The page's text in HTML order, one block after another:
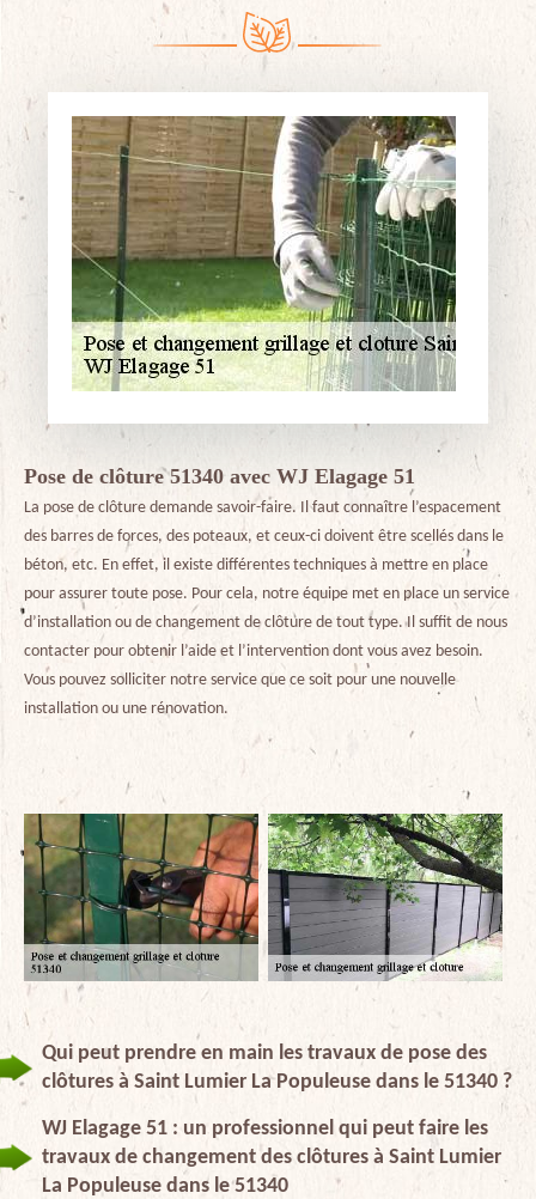
Pose de clôture 51340 avec WJ Elagage 51
La pose de clôture demande savoir-faire. Il faut connaître l’espacement
des barres de forces, des poteaux, et ceux-ci doivent être scellés dans le
béton, etc. En effet, il existe différentes techniques à mettre en place
pour assurer toute pose. Pour cela, notre équipe met en place un service
d’installation ou de changement de clôture de tout type. Il suffit de nous
contacter pour obtenir l’aide et l’intervention dont vous avez besoin.
Vous pouvez solliciter notre service que ce soit pour une nouvelle
installation ou une rénovation.
Qui peut prendre en main les travaux de pose des
clôtures à Saint Lumier La Populeuse dans le 51340 ?
WJ Elagage 51 : un professionnel qui peut faire les
travaux de changement des clôtures à Saint Lumier
La Populeuse dans le 51340